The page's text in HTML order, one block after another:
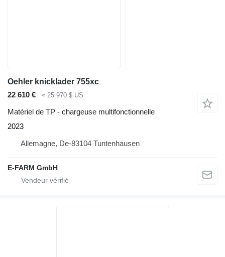
Oehler knicklader 755xc
22 610 €
≈ 25 970 $ US
Matériel de TP - chargeuse multifonctionnelle
2023
Allemagne, De-83104 Tuntenhausen
E-FARM GmbH